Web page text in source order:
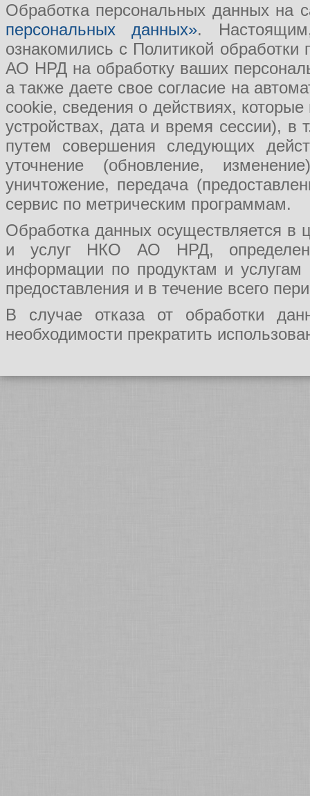
Обработка персональных данных на
персональных данных».
ознакомились с Политикой
АО НРД на обработку ваших
а также даете свое согласие на
cookie, сведения о действиях,
устройствах, дата и время сессии), в
путем совершения следующих
уточнение (обновление,
уничтожение, передача
сервис по метрическим программам.
Обработка данных осуществляется в
и услуг НКО АО НРД, определения
информации по продуктам и
предоставления и в течение всего
В случае отказа от обработки
необходимости прекратить